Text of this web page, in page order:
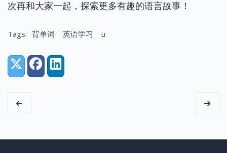
次再和大家一起，探索更多有趣的语言故事！
Tags: 背单词 英语学习 u
Share:
X (Twitter)
FacebookLinkedIn